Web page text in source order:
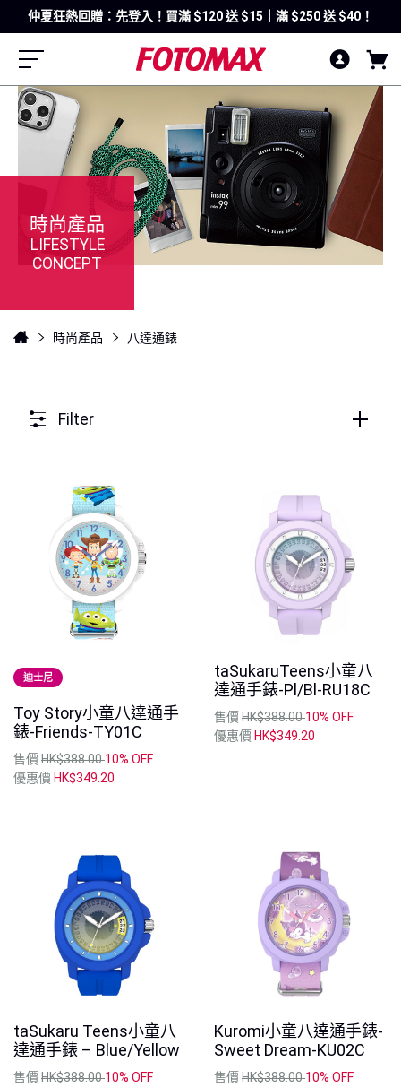
仲夏狂熱回贈：先登入！買滿 $120 送 $15｜滿 $250 送 $40！
時尚產品
LIFESTYLE
CONCEPT
時尚產品 八達通錶
Filter
迪士尼
Toy Story小童八達通手
錶-Friends-TY01C
售價 HK$388.0010% OFF
優惠價 HK$349.20
taSukaruTeens小童八
達通手錶-Pl/Bl-RU18C
售價 HK$388.0010% OFF
優惠價 HK$349.20
taSukaru Teens小童八
達通手錶 – Blue/Yellow
售價 HK$388.0010% OFF
Kuromi小童八達通手錶-
Sweet Dream-KU02C
售價 HK$388.0010% OFF